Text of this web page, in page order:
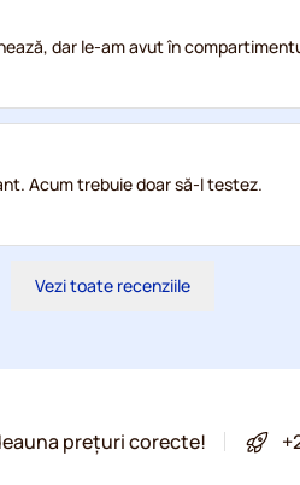
dar le-am avut în
Acum trebuie doar să-l testez.
Vezi toate recenziile
prețuri corecte!